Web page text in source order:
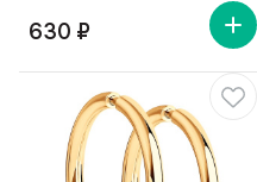
630 ₽